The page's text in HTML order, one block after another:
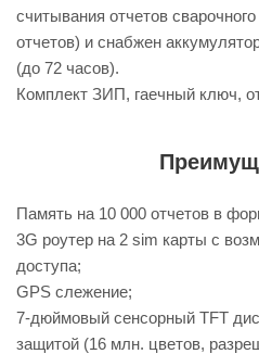
считывания отчетов
отчетов) и снабжен
(до 72 часов).
Комплект ЗИП, гаечный ключ,
Память на 10 000 отчетов в
3G роутер на 2 sim карты с
доступа;
GPS слежение;
7-дюймовый сенсорный TFT
защитой (16 млн. цветов,